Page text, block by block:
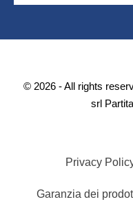
© 2026 - All rights
srl
Privacy
Garanzia dei